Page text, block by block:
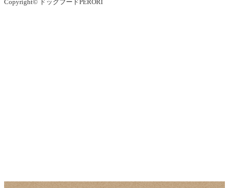
Copyright© ドッグフードPERORI